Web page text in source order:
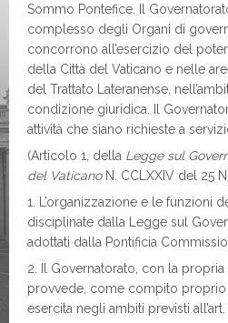
Sommo Pontefice. Il
complesso degli Organi di
concorrono all’esercizio del
della Città del Vaticano e nelle
del Trattato Lateranense,
condizione giuridica. Il
attività che siano richieste a
(Articolo 1, della Legge sul
del VaticanoN. CCLXXIV del 25
1. L’organizzazione e le funzioni
disciplinate dalla Legge sul
adottati dalla Pontificia
2. Il Governatorato, con la propria
provvede, come compito
esercita negli ambiti previsti all’art.